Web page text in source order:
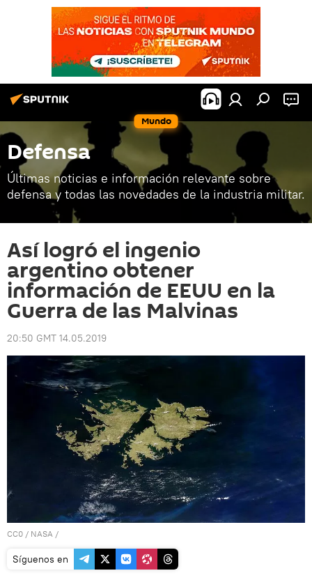
Mundo
Defensa
Últimas noticias e información relevante sobre
defensa y todas las novedades de la industria militar.
Así logró el ingenio
argentino obtener
información de EEUU en la
Guerra de las Malvinas
20:50 GMT 14.05.2019
CC0 / NASA /
Síguenos en